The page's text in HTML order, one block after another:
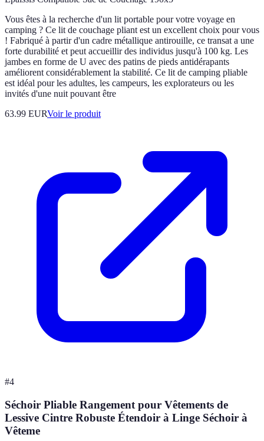
Vous êtes à la recherche d'un lit portable pour votre voyage en
camping ? Ce lit de couchage pliant est un excellent choix pour vous
! Fabriqué à partir d'un cadre métallique antirouille, ce transat a une
forte durabilité et peut accueillir des individus jusqu'à 100 kg. Les
jambes en forme de U avec des patins de pieds antidérapants
améliorent considérablement la stabilité. Ce lit de camping pliable
est idéal pour les adultes, les campeurs, les explorateurs ou les
invités d'une nuit pouvant être
63.99 EURVoir le produit
#4
Séchoir Pliable Rangement pour Vêtements de
Lessive Cintre Robuste Étendoir à Linge Séchoir à
Vêteme